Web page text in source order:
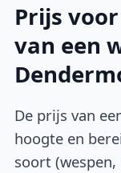
Prijs
van een
De prijs van
hoogte en
soort